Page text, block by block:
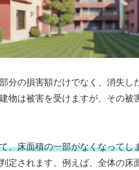
分の損害額だけでなく、消失
物は被害を受けますが、その
、床面積の一部がなくなってし
定されます。例えば、全体の